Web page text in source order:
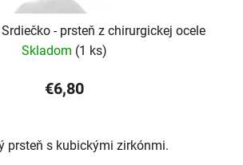
Srdiečko - prsteň z chirurgickej ocele
Skladom (1 ks)
€6,80
prsteň s kubickými zirkónmi.